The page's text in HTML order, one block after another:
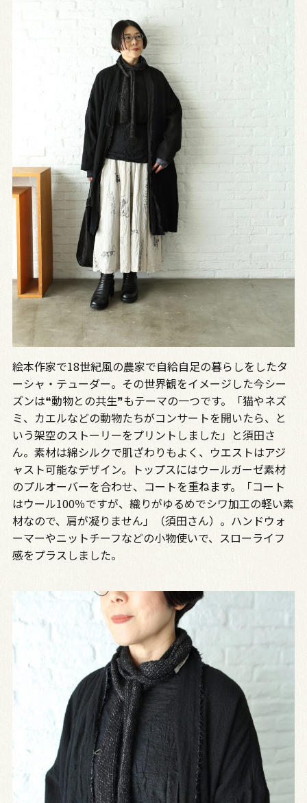
絵本作家で18世紀風の農家で自給自足の暮らしをしたタ
ーシャ・テューダー。その世界観をイメージした今シー
ズンは❝動物との共生❞もテーマの一つです。「猫やネズ
ミ、カエルなどの動物たちがコンサートを開いたら、と
いう架空のストーリーをプリントしました」と須田さ
ん。素材は綿シルクで肌ざわりもよく、ウエストはアジ
ャスト可能なデザイン。トップスにはウールガーゼ素材
のプルオーバーを合わせ、コートを重ねます。「コート
はウール100％ですが、織りがゆるめでシワ加工の軽い素
材なので、肩が凝りません」（須田さん）。ハンドウォ
ーマーやニットチーフなどの小物使いで、スローライフ
感をプラスしました。